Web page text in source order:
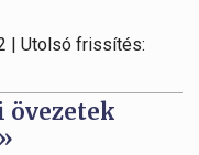
| Utolsó frissítés:
övezetek